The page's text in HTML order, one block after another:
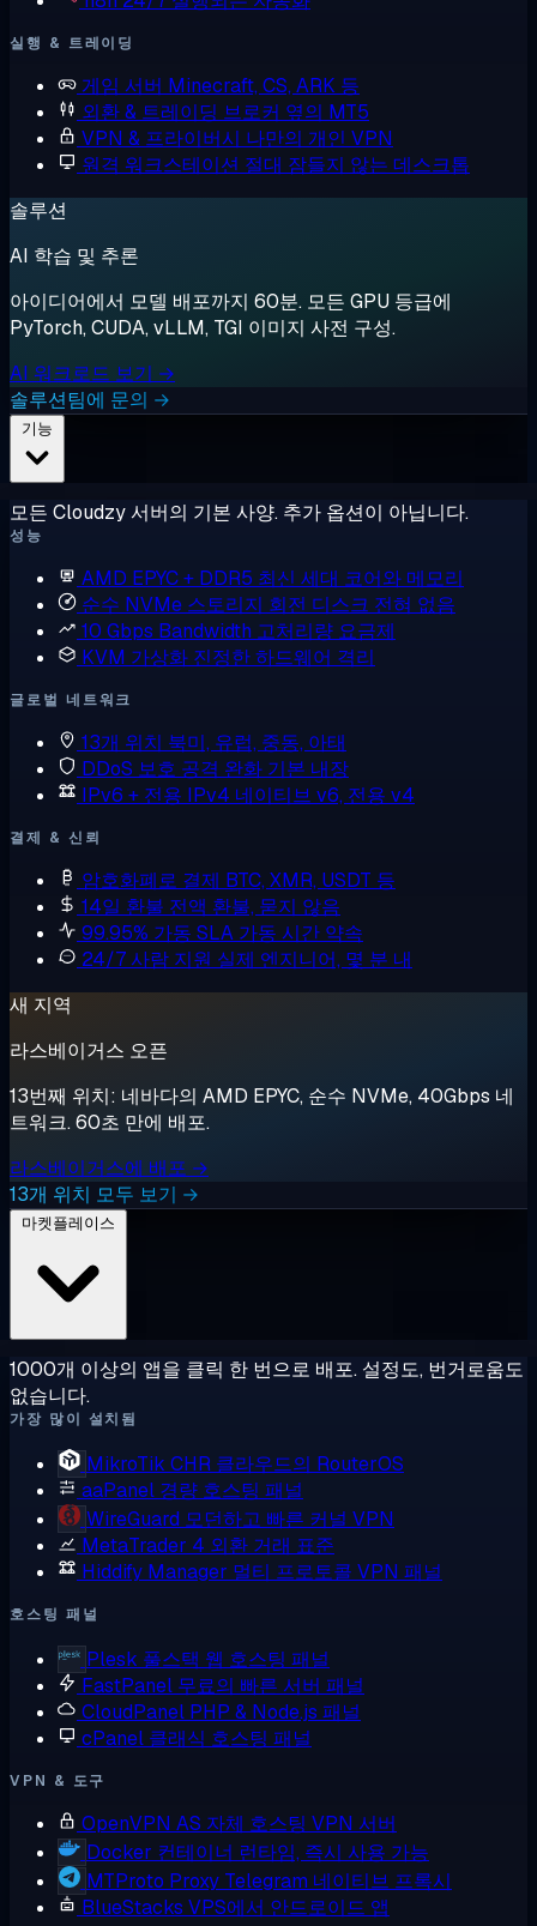
실행 & 트레이딩
게임 서버 Minecraft, CS, ARK 등
외환 & 트레이딩 브로커 옆의 MT5
VPN & 프라이버시 나만의 개인 VPN
원격 워크스테이션 절대 잠들지 않는 데스크톱
솔루션
AI 학습 및 추론
아이디어에서 모델 배포까지 60분. 모든 GPU 등급에
PyTorch, CUDA, vLLM, TGI 이미지 사전 구성.
AI 워크로드 보기 →
솔루션팀에 문의 →
모든 Cloudzy 서버의 기본 사양. 추가 옵션이 아닙니다.
성능
AMD EPYC + DDR5 최신 세대 코어와 메모리
순수 NVMe 스토리지 회전 디스크 전혀 없음
10 Gbps Bandwidth 고처리량 요금제
KVM 가상화 진정한 하드웨어 격리
글로벌 네트워크
13개 위치 북미, 유럽, 중동, 아태
DDoS 보호 공격 완화 기본 내장
IPv6 + 전용 IPv4 네이티브 v6, 전용 v4
결제 & 신뢰
암호화폐로 결제 BTC, XMR, USDT 등
14일 환불 전액 환불, 묻지 않음
99.95% 가동 SLA 가동 시간 약속
24/7 사람 지원 실제 엔지니어, 몇 분 내
새 지역
라스베이거스 오픈
13번째 위치: 네바다의 AMD EPYC, 순수 NVMe, 40Gbps 네
트워크. 60초 만에 배포.
라스베이거스에 배포 →
13개 위치 모두 보기 →
1000개 이상의 앱을 클릭 한 번으로 배포. 설정도, 번거로움도
없습니다.
가장 많이 설치됨
MikroTik CHR 클라우드의 RouterOS
aaPanel 경량 호스팅 패널
WireGuard 모던하고 빠른 커널 VPN
MetaTrader 4 외환 거래 표준
Hiddify Manager 멀티 프로토콜 VPN 패널
호스팅 패널
Plesk 풀스택 웹 호스팅 패널
FastPanel 무료의 빠른 서버 패널
CloudPanel PHP & Node.js 패널
cPanel 클래식 호스팅 패널
VPN & 도구
OpenVPN AS 자체 호스팅 VPN 서버
Docker 컨테이너 런타임, 즉시 사용 가능
MTProto Proxy Telegram 네이티브 프록시
BlueStacks VPS에서 안드로이드 앱